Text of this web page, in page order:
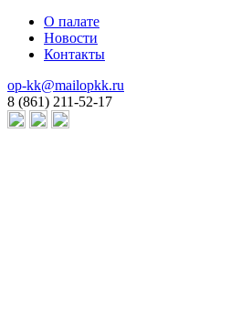
О палате
Новости
Контакты
op-kk@mailopkk.ru
8 (861) 211-52-17